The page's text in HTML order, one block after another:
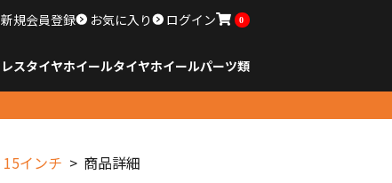
新規会員登録 お気に入り ログイン 0
スタイヤホイールタイヤホイールパーツ類
15インチ 商品詳細